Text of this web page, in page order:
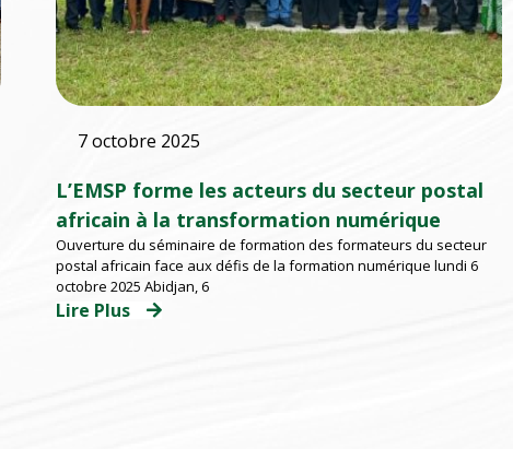
7 octobre 2025
L’EMSP forme les acteurs du secteur postal
africain à la transformation numérique
Ouverture du séminaire de formation des formateurs du secteur
postal africain face aux défis de la formation numérique lundi 6
octobre 2025 Abidjan, 6
Lire Plus